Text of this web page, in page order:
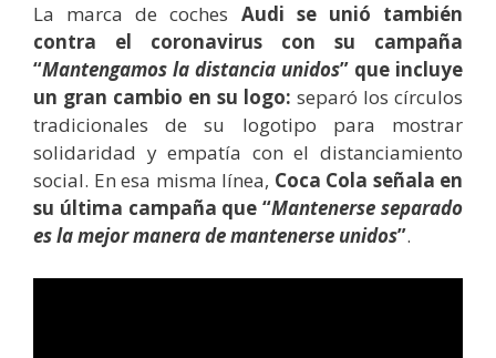
La marca de coches Audi se unió también
contra el coronavirus con su campaña
“Mantengamos la distancia unidos” que incluye
un gran cambio en su logo: separó los círculos
tradicionales de su logotipo para mostrar
solidaridad y empatía con el distanciamiento
social. En esa misma línea, Coca Cola señala en
su última campaña que “Mantenerse separado
es la mejor manera de mantenerse unidos”.